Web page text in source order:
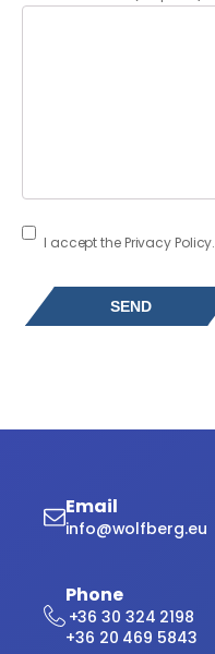
Consent (Required)
I accept the Privacy Policy.
Email
info@wolfberg.eu
Phone
+36 30 324 2198
+36 20 469 5843